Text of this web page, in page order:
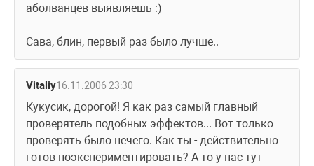
аболванцев выявляешь :)
Сава, блин, первый раз было лучше..
Vitaliy16.11.2006 23:30
Кукусик, дорогой! Я как раз самый главный
проверятель подобных эффектов... Вот только
проверять было нечего. Как ты - действительно
готов поэкспериментировать? А то у нас тут